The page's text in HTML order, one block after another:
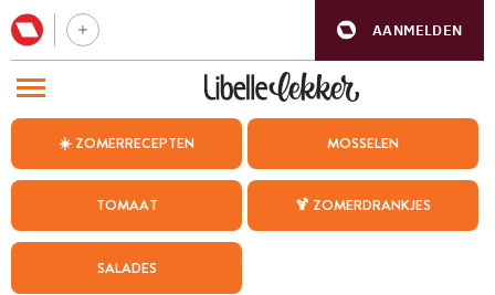
AANMELDEN
☀️ ZOMERRECEPTEN MOSSELEN
TOMAAT 🍹 ZOMERDRANKJES
SALADES
BEZOEK ONZE ANDERE WEBSITES
WEEKMENU
CHAT MET MAIA